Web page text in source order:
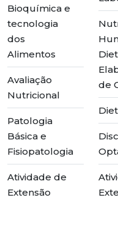
Bioquímica e
tecnologia
dos
Alimentos
Avaliação
Nutricional
Patologia
Básica e
Fisiopatologia
Atividade de
Extensão
de